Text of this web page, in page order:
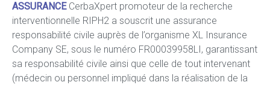
ASSURANCECerbaXpert promoteur de la recherche
interventionnelle RIPH2 a souscrit une assurance
responsabilité civile auprès de l’organisme XL Insurance
Company SE, sous le numéro FR00039958LI, garantissant
sa responsabilité civile ainsi que celle de tout intervenant
(médecin ou personnel impliqué dans la réalisation de la